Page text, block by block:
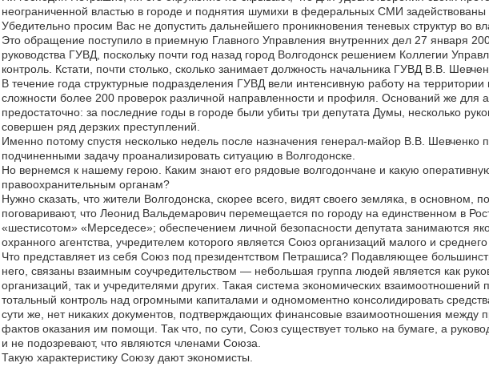
неограниченной властью в городе и поднятия шумихи в федеральных СМИ
Убедительно просим Вас не допустить дальнейшего проникновения теневых структур во
Это обращение поступило в приемную Главного Управления внутренних дел 27 января
руководства ГУВД, поскольку почти год назад город Волгодонск решением Коллегии
контроль. Кстати, почти столько, сколько занимает должность начальника ГУВД В.В.
В течение года структурные подразделения ГУВД вели интенсивную работу на
сложности более 200 проверок различной направленности и профиля. Оснований же для
предостаточно: за последние годы в городе были убиты три депутата Думы, несколько
совершен ряд дерзких преступлений.
Именно потому спустя несколько недель после назначения генерал-майор В.В. Шевченко
подчиненными задачу проанализировать ситуацию в Волгодонске.
Но вернемся к нашему герою. Каким знают его рядовые волгодончане и какую
правоохранительным органам?
Нужно сказать, что жители Волгодонска, скорее всего, видят своего земляка, в основном,
поговаривают, что Леонид Вальдемарович перемещается по городу на единственном в
«шестисотом» «Мерседесе»; обеспечением личной безопасности депутата занимаются
охранного агентства, учредителем которого является Союз организаций малого и
Что представляет из себя Союз под президентством Петрашиса? Подавляющее
него, связаны взаимным соучредительством — небольшая группа людей является как
организаций, так и учредителями других. Такая система экономических взаимоотношений
тотальный контроль над огромными капиталами и одномоментно консолидировать
сути же, нет никаких документов, подтверждающих финансовые взаимоотношения между
фактов оказания им помощи. Так что, по сути, Союз существует только на бумаге, а
и не подозревают, что являются членами Союза.
Такую характеристику Союзу дают экономисты.